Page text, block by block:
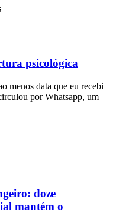
psicológica
menos data que eu recebi
por Whatsapp, um
doze
mantém o